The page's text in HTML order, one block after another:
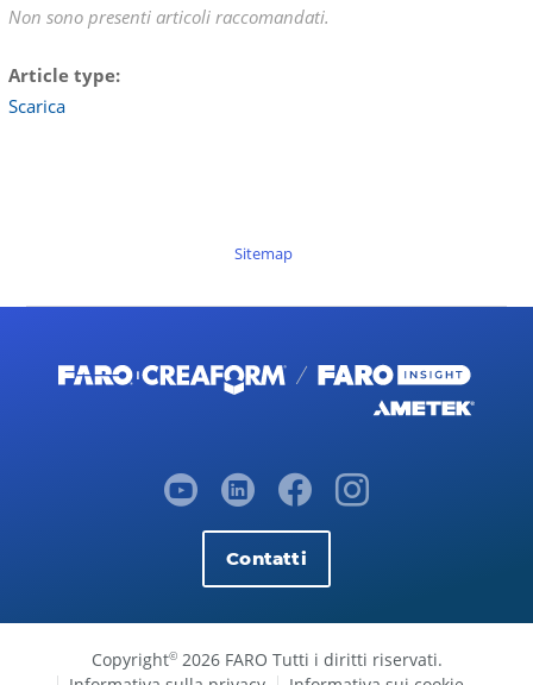
Non sono presenti articoli raccomandati.
Article type
Scarica
Sitemap
Contatti
Copyright©2026 FARO Tutti i diritti riservati.